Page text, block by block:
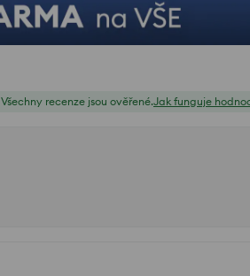
Všechny recenze jsou ověřené.Jak funguje